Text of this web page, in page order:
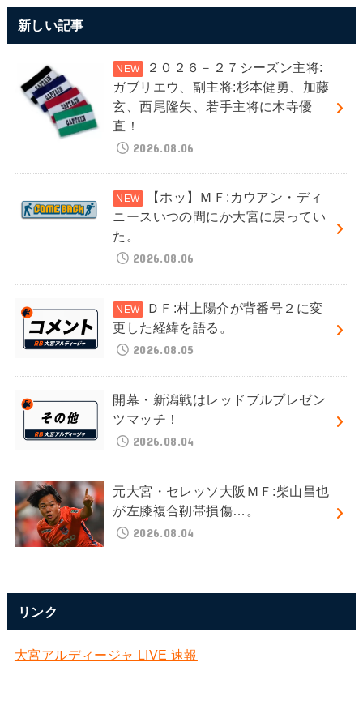
新しい記事
２０２６－２７シーズン主将:
ガブリエウ、副主将:杉本健勇、加藤
玄、西尾隆矢、若手主将に木寺優
直！
2026.08.06
【ホッ】ＭＦ:カウアン・ディ
ニースいつの間にか大宮に戻ってい
た。
2026.08.06
ＤＦ:村上陽介が背番号２に変
更した経緯を語る。
2026.08.05
開幕・新潟戦はレッドブルプレゼン
ツマッチ！
2026.08.04
元大宮・セレッソ大阪ＭＦ:柴山昌也
が左膝複合靭帯損傷…。
2026.08.04
リンク
大宮アルディージャ LIVE 速報